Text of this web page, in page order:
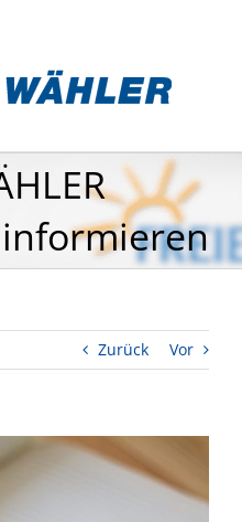
Zurück Vor